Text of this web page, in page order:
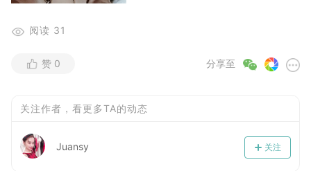
阅读 31
分享至
赞 0
关注作者，看更多TA的动态
关注
Juansy